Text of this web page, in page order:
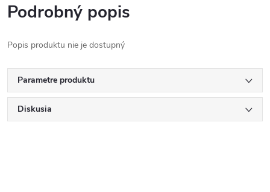
Podrobný popis
Popis produktu nie je dostupný
Parametre produktu
Diskusia